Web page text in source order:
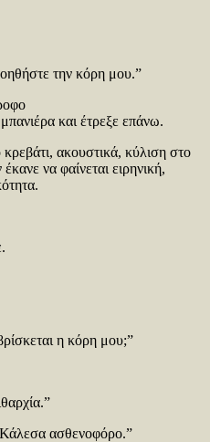
την κόρη μου.”
και έτρεξε επάνω.
ακουστικά, κύλιση στο
να φαίνεται ειρηνική,
η κόρη μου;”
ασθενοφόρο.”